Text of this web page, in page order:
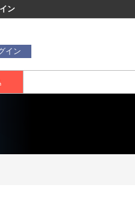
ン
イン